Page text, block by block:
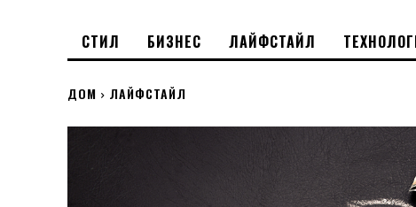
СТИЛ БИЗНЕС ЛАЙФСТАЙЛ
ДОМ ЛАЙФСТАЙЛ